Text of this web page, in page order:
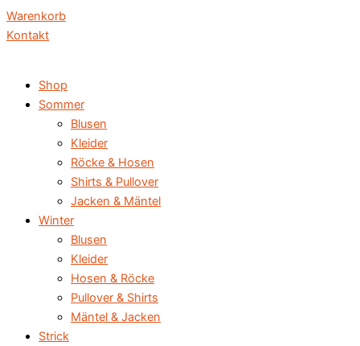
Warenkorb
Kontakt
Shop
Sommer
Blusen
Kleider
Röcke & Hosen
Shirts & Pullover
Jacken & Mäntel
Winter
Blusen
Kleider
Hosen & Röcke
Pullover & Shirts
Mäntel & Jacken
Strick